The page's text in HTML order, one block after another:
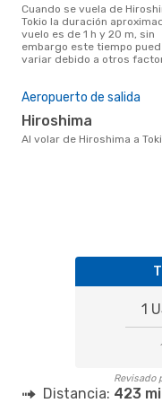
Cuando se vuela de Hiroshima a
Tokio la duración
vuelo es de 1 h y 20 m, sin
embargo este tiempo
variar debido a otros
Aeropuerto de salida
Hiroshima
Al volar de Hiroshima a
1
Revisado
Distancia: 423